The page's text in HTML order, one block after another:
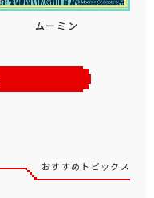
ムーミン
おすすめトピックス